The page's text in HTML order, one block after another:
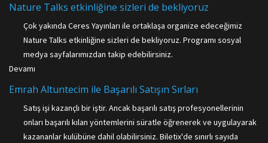
Nature Talks etkinliğine sizleri de bekliyoruz
Çok yakında Ceres Yayınları ile ortaklaşa organize edeceğimiz
Nature Talks etkinliğine sizleri de bekliyoruz. Programı sosyal
medya sayfalarımızdan takip edebilirsiniz.
Devamı
Emrah Altuntecim ile Başarılı Satışın Sırları
Satış işi kazançlı bir iştir. Ancak başarılı satış profesyonellerinin
onları başarılı kılan yöntemlerini süratle öğrenerek ve uygulayarak
kazananlar kulübüne dahil olabilirsiniz. Biletix'de sınırlı sayıda